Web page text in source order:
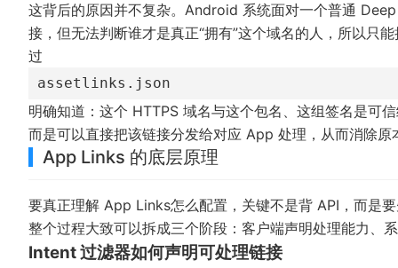
这背后的原因并不复杂。Android 系统面对一个普通
接，但无法判断谁才是真正“拥有”这个域名的人，所以只
过
assetlinks.json
明确知道：这个 HTTPS 域名与这个包名、这组签名是可
而是可以直接把该链接分发给对应 App 处理，从而消除原
App Links 的底层原理
要真正理解 App Links怎么配置，关键不是背 API，而是
整个过程大致可以拆成三个阶段：客户端声明处理能力、
Intent 过滤器如何声明可处理链接